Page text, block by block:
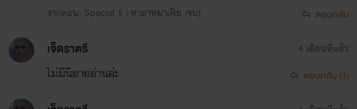
จากตอน: Special 5 | ทายาทมาเฟีย (จบ) ตอบกลับ
เจ็ดราตรี
ไม่มีนิยายอ่านอ่ะ
4 เดือนที่แล้ว
ตอบกลับ (1)